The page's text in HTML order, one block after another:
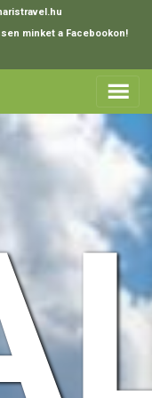
minket a Facebookon!